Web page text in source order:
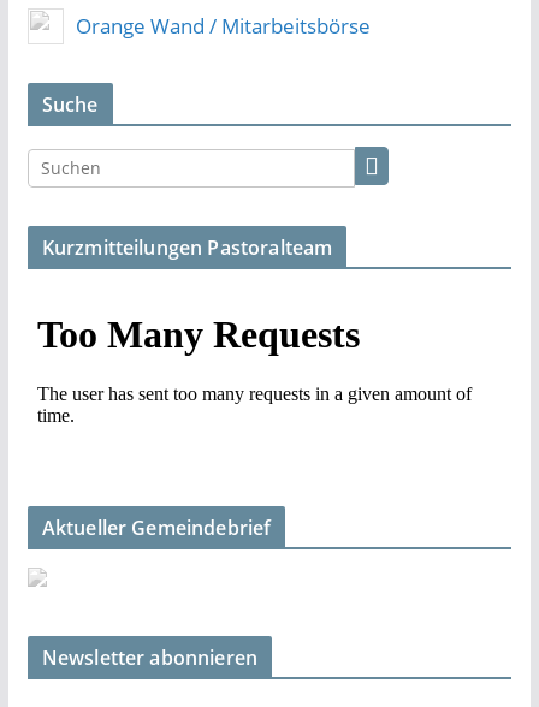
Orange Wand / Mitarbeitsbörse
Suche
Kurzmitteilungen Pastoralteam
Aktueller Gemeindebrief
Newsletter abonnieren